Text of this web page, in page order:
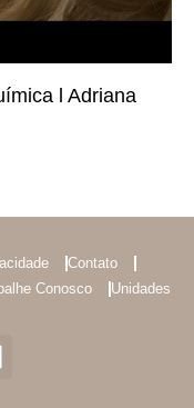
l Adriana
Contato
Conosco Unidades